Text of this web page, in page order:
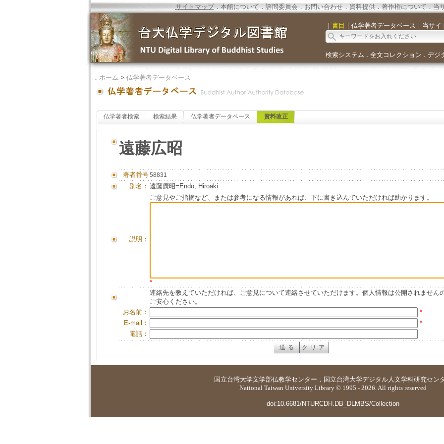
サイトマップ．本館について．諮問委員会． お問い合わせ． 資料提供．著作権について．当
｜ 書目 ｜ 仏学著者データベース ｜ 当サイ
検索システム ． 全文コレクション ． デジ
． ホーム > 仏学著者データベース
仏学著者検索 検索結果 仏学著者データベース 資料改正
遠藤広昭
著者番号58831
別名： 遠藤廣昭=Endo, Hiroaki
説明：
ご意見やご指摘など、または参考になる情報があれば、下に書き込んでいただければ助かります。
*
連絡先を教えていただければ、ご意見について連絡させていただけます。個人情報は公開されません
ご安心ください。
お名前：
*
E-mail：
*
電話：
国立台湾大学文学部仏教学センター ． 国立台湾大学デジタル人文学科研究セン
National Taiwan University Library © 1995 - 2026. All rights reserved
doi:10.6681/NTURCDH.DB_DLMBS/Collection